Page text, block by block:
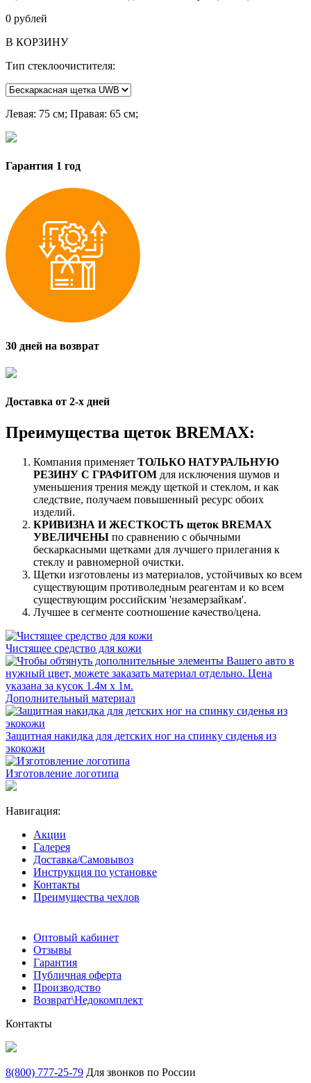
0 рублей
В КОРЗИНУ
Тип стеклоочистителя:
Левая: 75 см; Правая: 65 см;
Гарантия 1 год
30 дней на возврат
Доставка от 2-x дней
Преимущества щеток BREMAX:
Компания применяет ТОЛЬКО НАТУРАЛЬНУЮ
РЕЗИНУ С ГРАФИТОМ для исключения шумов и
уменьшения трения между щеткой и стеклом, и как
следствие, получаем повышенный ресурс обоих
изделий.
КРИВИЗНА И ЖЕСТКОСТЬ щеток BREMAX
УВЕЛИЧЕНЫ по сравнению с обычными
бескаркасными щетками для лучшего прилегания к
стеклу и равномерной очистки.
Щетки изготовлены из материалов, устойчивых ко всем
существующим противоледным реагентам и ко всем
существующим российским 'незамерзайкам'.
Лучшее в сегменте соотношение качество/цена.
Чистящее средство для кожи
Дополнительный материал
Защитная накидка для детских ног на спинку сиденья из
экокожи
Изготовление логотипа
Навигация:
Акции
Галерея
Доставка/Самовывоз
Инструкция по установке
Контакты
Преимущества чехлов
Оптовый кабинет
Отзывы
Гарантия
Публичная оферта
Производство
Возврат\Недокомплект
Контакты
8(800) 777-25-79 Для звонков по России